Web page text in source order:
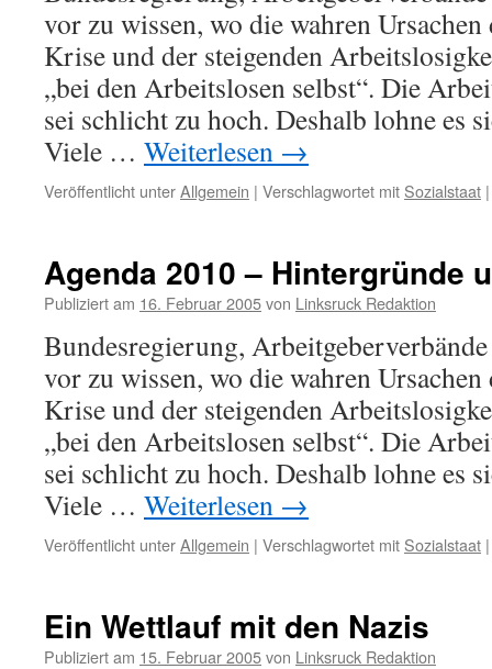
vor zu wissen, wo die wahren Ursachen
Krise und der steigenden
„bei den Arbeitslosen selbst“. Die
sei schlicht zu hoch. Deshalb lohne es
Viele … Weiterlesen →
Veröffentlicht unterAllgemein | Verschlagwortet mit Sozialstaat |
Agenda 2010 – Hintergründe
Publiziert am 16. Februar 2005von Linksruck Redaktion
Bundesregierung,
vor zu wissen, wo die wahren Ursachen
Krise und der steigenden
„bei den Arbeitslosen selbst“. Die
sei schlicht zu hoch. Deshalb lohne es
Viele … Weiterlesen →
Veröffentlicht unterAllgemein | Verschlagwortet mit Sozialstaat |
Ein Wettlauf mit den Nazis
Publiziert am 15. Februar 2005von Linksruck Redaktion